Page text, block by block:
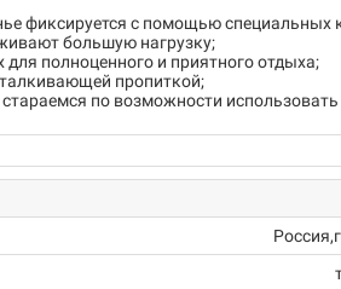
фиксируется с помощью специальных
большую нагрузку;
полноценного и приятного отдыха;
пропиткой;
по возможности